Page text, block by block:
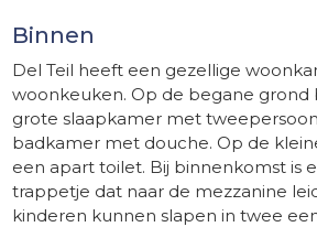
Binnen
Del Teil heeft een gezellige
woonkeuken. Op de begane grond
grote slaapkamer met
badkamer met douche. Op de
een apart toilet. Bij binnenkomst is
trappetje dat naar de mezzanine
kinderen kunnen slapen in twee